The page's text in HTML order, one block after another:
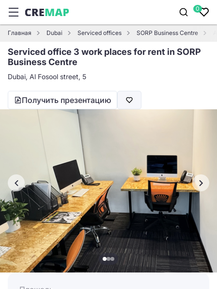
0
Главная Dubai Serviced offices SORP Business Centre
Serviced office 3 work places for rent in SORP
Business Centre
Dubai, Al Fosool street, 5
Получить презентацию